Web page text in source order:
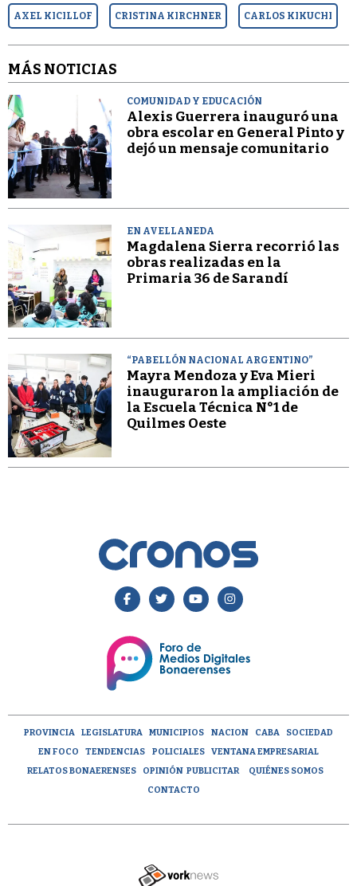
AXEL KICILLOF CRISTINA KIRCHNER CARLOS KIKUCHI
MÁS NOTICIAS
COMUNIDAD Y EDUCACIÓN
Alexis Guerrera inauguró una
obra escolar en General Pinto y
dejó un mensaje comunitario
EN AVELLANEDA
Magdalena Sierra recorrió las
obras realizadas en la
Primaria 36 de Sarandí
“PABELLÓN NACIONAL ARGENTINO”
Mayra Mendoza y Eva Mieri
inauguraron la ampliación de
la Escuela Técnica N°1 de
Quilmes Oeste
PROVINCIA LEGISLATURA MUNICIPIOS NACION CABA
SOCIEDAD
EN FOCO
TENDENCIAS POLICIALES
VENTANA EMPRESARIAL
RELATOS BONAERENSES
OPINIÓN PUBLICITAR
QUIÉNES SOMOS
CONTACTO